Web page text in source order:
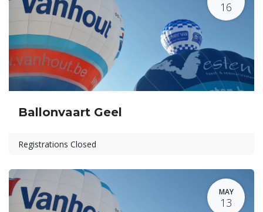
16
Ballonvaart Geel
Registrations Closed
MAY
13